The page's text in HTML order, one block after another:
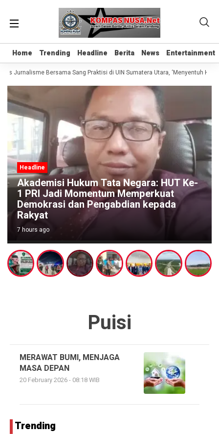
Home Trending Headline Berita News Entertainment
Home Trending Headline Berita News Entertainment
Jurnalisme Bersama Sang Praktisi di UIN Sumatera Utara, ‘Menyentuh Hati
Headline
Akademisi Hukum Tata Negara: HUT Ke-
1 PRI Jadi Momentum Memperkuat
Demokrasi dan Pengabdian kepada
Rakyat
7 hours ago
Puisi
MERAWAT BUMI, MENJAGA
MASA DEPAN
20 February 2026 - 08:18 WIB
Trending